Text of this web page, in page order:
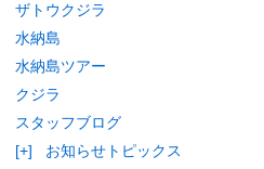
ザトウクジラ
水納島
水納島ツアー
クジラ
スタッフブログ
[+]
お知らせトピックス